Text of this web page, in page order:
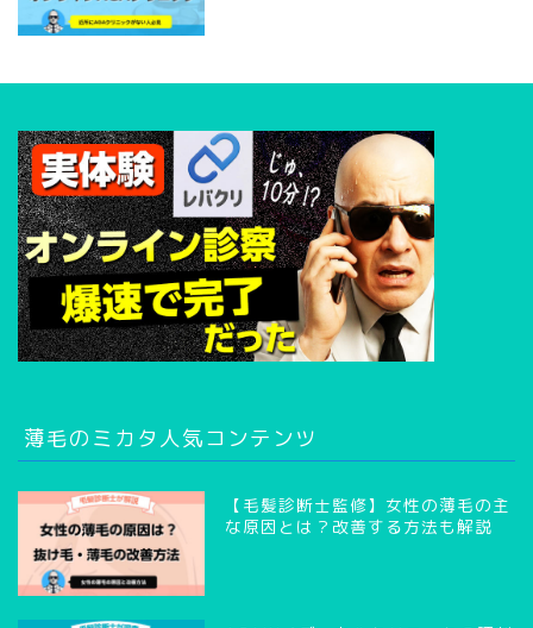
薄毛のミカタ人気コンテンツ
【毛髪診断士監修】女性の薄毛の主
な原因とは？改善する方法も解説